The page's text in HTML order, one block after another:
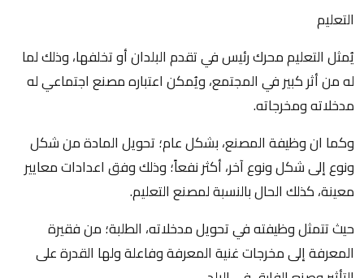
التعليم
يُمثل التعليم محرك رئيس في تقدم البلدان أو تخلفها، وذلك لما
له من أثر كبير في المجتمع، ويُمكن اعتباره مصنع اجتماعي له
مدخلاته ومخرجاته.
وكما ان وظيفة المصنع، بشكل عام؛ تحويل المادة من شكل
ونوع إلى شكل ونوع آخر، أكثر نفعاً؛ وذلك وفق اعدادات معايير
معينة، كذلك الحال بالنسبة لمصنع التعليم.
حيث تتمثل وظيفته في تحويل مدخلاته، الطلبة؛ من فقيرة
المعرفة إلى مخرجات غنية المعرفة وفاعلة ولها القدرة على